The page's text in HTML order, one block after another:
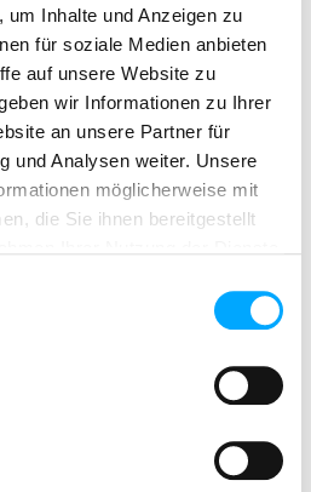
Inhalte und Anzeigen zu
für soziale Medien anbieten
auf unsere Website zu
wir Informationen zu Ihrer
an unsere Partner für
und Analysen weiter. Unsere
möglicherweise mit
die Sie ihnen bereitgestellt
und effizienteres
ermöglicht.
consentto view